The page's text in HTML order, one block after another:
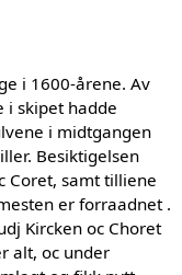
i 1600-årene. Av
i skipet hadde
i midtgangen
Besiktigelsen
Coret, samt tilliene
er forraadnet .
Kircken oc Choret
alt, oc under